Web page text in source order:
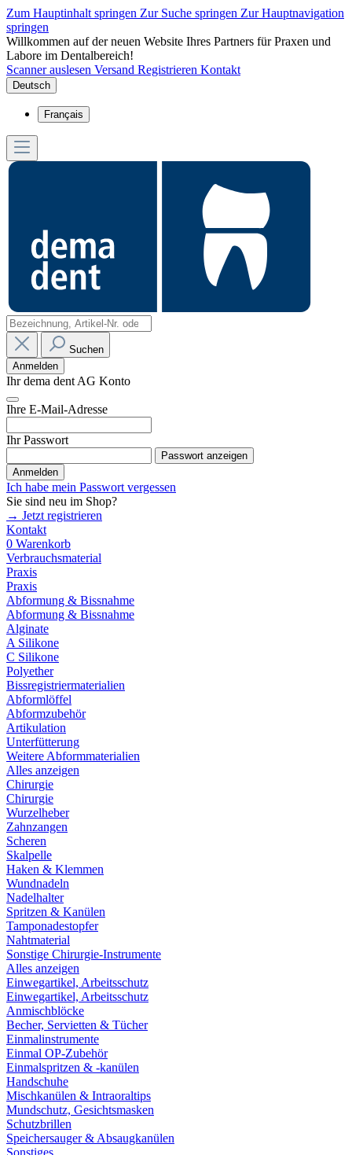
Zum Hauptinhalt springen Zur Suche springen Zur Hauptnavigation
springen
Willkommen auf der neuen Website Ihres Partners für Praxen und
Labore im Dentalbereich!
Scanner auslesen Versand Registrieren Kontakt
Deutsch
Français
Suchen
Anmelden
Ihr dema dent AG Konto
Ihre E-Mail-Adresse
Ihr Passwort
Passwort anzeigen
Anmelden
Ich habe mein Passwort vergessen
Sie sind neu im Shop?
→ Jetzt registrieren
Kontakt
0 Warenkorb
Verbrauchsmaterial
Praxis
Praxis
Abformung & Bissnahme
Abformung & Bissnahme
Alginate
A Silikone
C Silikone
Polyether
Bissregistriermaterialien
Abformlöffel
Abformzubehör
Artikulation
Unterfütterung
Weitere Abformmaterialien
Alles anzeigen
Chirurgie
Chirurgie
Wurzelheber
Zahnzangen
Scheren
Skalpelle
Haken & Klemmen
Wundnadeln
Nadelhalter
Spritzen & Kanülen
Tamponadestopfer
Nahtmaterial
Sonstige Chirurgie-Instrumente
Alles anzeigen
Einwegartikel, Arbeitsschutz
Einwegartikel, Arbeitsschutz
Anmischblöcke
Becher, Servietten & Tücher
Einmalinstrumente
Einmal OP-Zubehör
Einmalspritzen & -kanülen
Handschuhe
Mischkanülen & Intraoraltips
Mundschutz, Gesichtsmasken
Schutzbrillen
Speichersauger & Absaugkanülen
Sonstiges